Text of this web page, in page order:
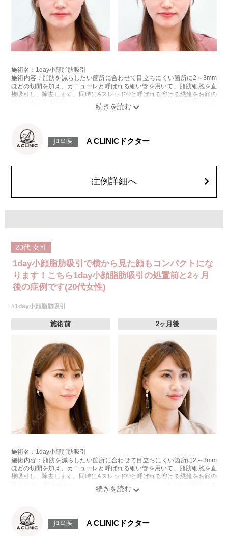
施術名：1day小顔脂肪吸引
施術内容：脂肪を減らしたい箇所に合わせて目立ちにくい箇所に2～3mm
ほどの切開を加え、カニューレと呼ばれる細い管を用いて、脂肪細胞を直
接吸引し、除去します。同時にAスレッド®と呼ばれる溶ける繊維をお顔の
目立たない部分から皮下へ挿入し、皮膚を内側から引き上げて固定しま
感などが術後一時的に生じることがございます。また、稀に貧血、細菌感
染症、左右差、施術箇所の知覚鈍麻、ぼこつき、硬結、瘢痕化、色素沈
顔の脂肪吸引箇所の追加 1ヶ所ごと+162,800円(税込)
オプション：笑気麻酔 3,300円(税込)
担当医 A CLINICドクター
症例詳細へ
20代 女性
1day小顔脂肪吸引で横から見た顔もコンパクトにな
ります！こちら1day小顔脂肪吸引の処置前と2ヶ月
後の症例です(20代女性)
#1day小顔脂肪吸引
施術前 2ヶ月後
施術名：1day小顔脂肪吸引
施術内容：脂肪を減らしたい箇所に合わせて目立ちにくい箇所に2～3mm
ほどの切開を加え、カニューレと呼ばれる細い管を用いて、脂肪細胞を直
接吸引し、除去します。同時にAスレッド®と呼ばれる溶ける繊維をお顔の
目立たない部分から皮下へ挿入し、皮膚を内側から引き上げて固定しま
感などが術後一時的に生じることがございます。また、稀に貧血、細菌感
染症、左右差、施術箇所の知覚鈍麻、ぼこつき、硬結、瘢痕化、色素沈
担当医 A CLINICドクター